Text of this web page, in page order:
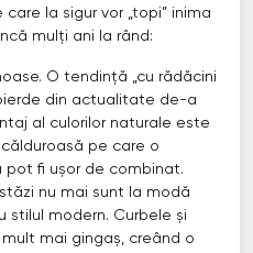
la sigur vor „topi” inima
mulți ani la rând:
O tendință „cu rădăcini
din actualitate de-a
al culorilor naturale este
pe care o
pot fi ușor de combinat.
nu mai sunt la modă
stilul modern. Curbele și
mai gingaș, creând o